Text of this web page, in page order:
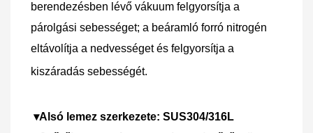
berendezésben lévő vákuum felgyorsítja a
párolgási sebességet; a beáramló forró nitrogén
eltávolítja a nedvességet és felgyorsítja a
kiszáradás sebességét.
▾Alsó lemez szerkezete: SUS304/316L